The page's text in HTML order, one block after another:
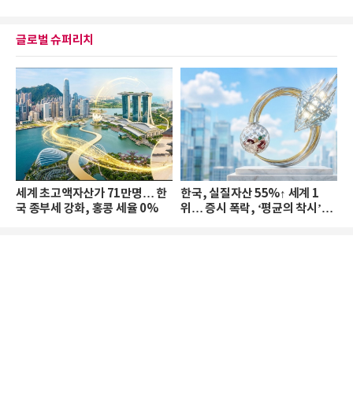
글로벌 슈퍼리치
세계 초고액자산가 71만명… 한
국 종부세 강화, 홍콩 세율 0%
한국, 실질자산 55%↑ 세계 1
위… 증시 폭락, ‘평균의 착시’와